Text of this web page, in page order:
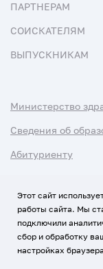
ПАРТНЕРАМ
СОИСКАТЕЛЯМ
ВЫПУСКНИКАМ
Министерство
Сведения об
Абитуриенту
Использование
Политика обработки
Этот сайт
работы сайта. Мы
подключили
сбор и обработку
настройках